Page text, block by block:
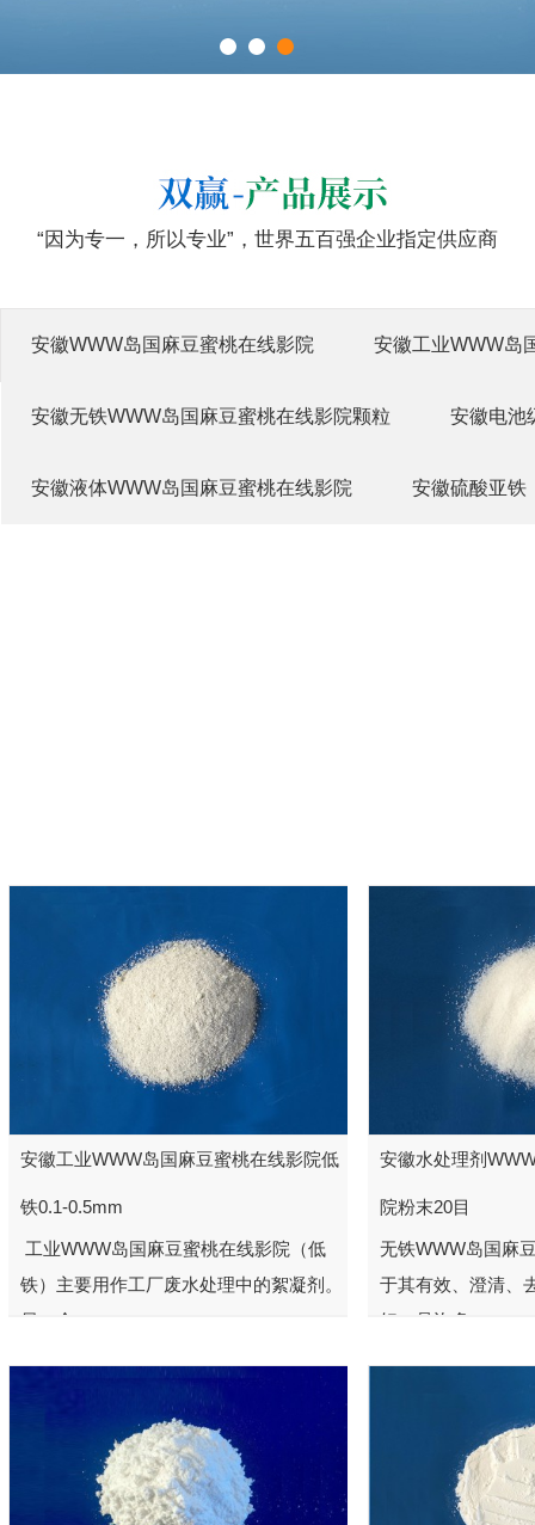
“因为专一，所以专业”，世界五百强企业指定供应商
安徽WWW岛国麻豆蜜桃在线影院 安徽工业WWW岛
安徽无铁WWW岛国麻豆蜜桃在线影院颗粒 安徽电池
安徽液体WWW岛国麻豆蜜桃在线影院 安徽硫酸亚铁
安徽工业WWW岛国麻豆蜜桃在线影院低
铁0.1-0.5mm
工业WWW岛国麻豆蜜桃在线影院（低
铁）主要用作工厂废水处理中的絮凝剂。
另一个...
安徽水处理剂
院粉末20目
无铁WWW岛国麻
于其有效、澄清、
好，是许多...